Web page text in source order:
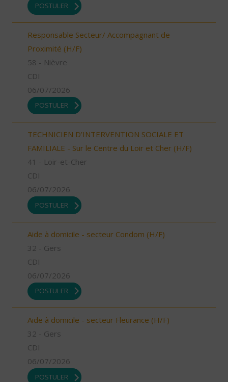
POSTULER
Responsable Secteur/ Accompagnant de
Proximité (H/F)
58 - Nièvre
CDI
06/07/2026
POSTULER
TECHNICIEN D’INTERVENTION SOCIALE ET
FAMILIALE - Sur le Centre du Loir et Cher (H/F)
41 - Loir-et-Cher
CDI
06/07/2026
POSTULER
Aide à domicile - secteur Condom (H/F)
32 - Gers
CDI
06/07/2026
POSTULER
Aide à domicile - secteur Fleurance (H/F)
32 - Gers
CDI
06/07/2026
POSTULER